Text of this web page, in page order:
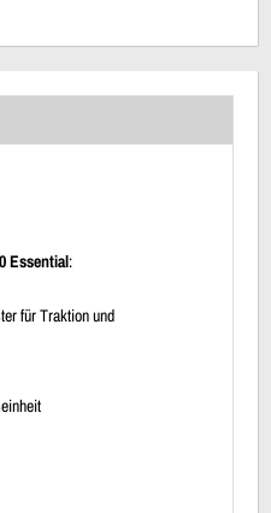
Essential:
für Traktion und